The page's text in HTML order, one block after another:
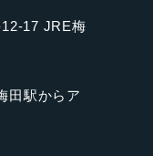
17 JRE梅
田駅からア